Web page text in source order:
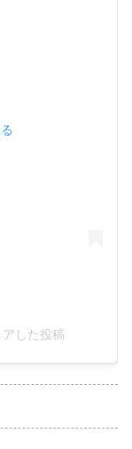
した投稿